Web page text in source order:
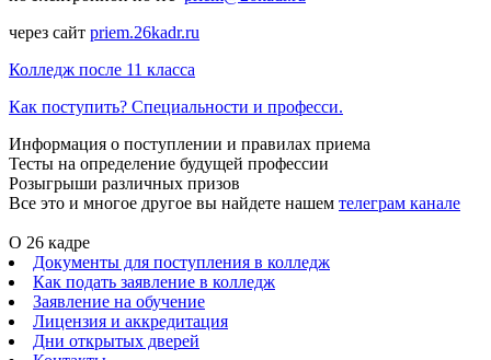
через сайт priem.26kadr.ru
Колледж после 11 класса
Как поступить? Специальности и професси.
Информация о поступлении и правилах приема
Тесты на определение будущей профессии
Розыгрыши различных призов
Все это и многое другое вы найдете нашем телеграм канале
О 26 кадре
Документы для поступления в колледж
Как подать заявление в колледж
Заявление на обучение
Лицензия и аккредитация
Дни открытых дверей